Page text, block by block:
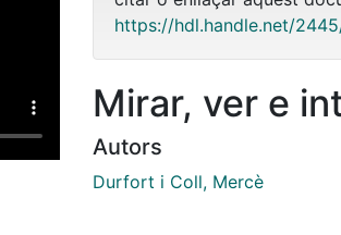
https://hdl.handle.net/
Mirar, ver e
Autors
Durfort i Coll, Mercè